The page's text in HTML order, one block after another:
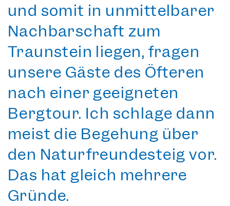
und somit in unmittelbarer
Nachbarschaft zum
Traunstein liegen, fragen
unsere Gäste des Öfteren
nach einer geeigneten
Bergtour. Ich schlage dann
meist die Begehung über
den Naturfreundesteig vor.
Das hat gleich mehrere
Gründe.